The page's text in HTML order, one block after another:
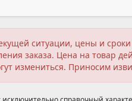
ситуации, цены и
заказа. Цена на товар
измениться. Приносим